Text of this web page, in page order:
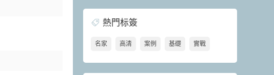
熱門标簽
名家 高清 案例 基礎 實戰